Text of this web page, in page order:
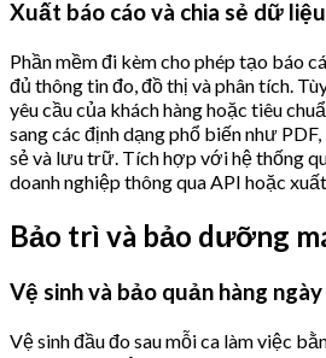
Xuất báo cáo và chia sẻ dữ liệu
Phần mềm đi kèm cho phép tạo báo
đủ thông tin đo, đồ thị và phân tích.
yêu cầu của khách hàng hoặc tiêu
sang các định dạng phổ biến như
sẻ và lưu trữ. Tích hợp với hệ thống
doanh nghiệp thông qua API hoặc
Bảo trì và bảo dưỡng
Vệ sinh và bảo quản hàng ngày
Vệ sinh đầu đo sau mỗi ca làm việc